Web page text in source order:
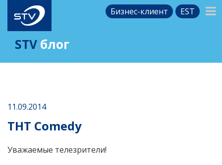
Бизнес-клиент EST
STV блог
11.09.2014
ТНТ Comedy
Уважаемые телезрители!